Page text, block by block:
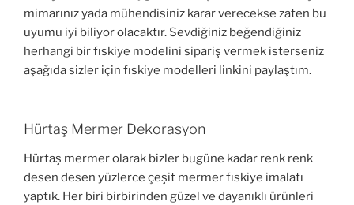
mimarınız yada mühendisiniz karar verecekse zaten bu
uyumu iyi biliyor olacaktır. Sevdiğiniz beğendiğiniz
herhangi bir fıskiye modelini sipariş vermek isterseniz
aşağıda sizler için fıskiye modelleri linkini paylaştım.
Hürtaş Mermer Dekorasyon
Hürtaş mermer olarak bizler bugüne kadar renk renk
desen desen yüzlerce çeşit mermer fıskiye imalatı
yaptık. Her biri birbirinden güzel ve dayanıklı ürünleri